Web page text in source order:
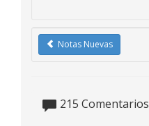
Notas Nuevas
215 Comentarios